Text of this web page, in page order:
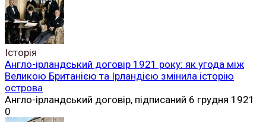
Історія
Англо-ірландський договір 1921 року: як угода між
Великою Британією та Ірландією змінила історію
острова
Англо-ірландський договір, підписаний 6 грудня 1921
0